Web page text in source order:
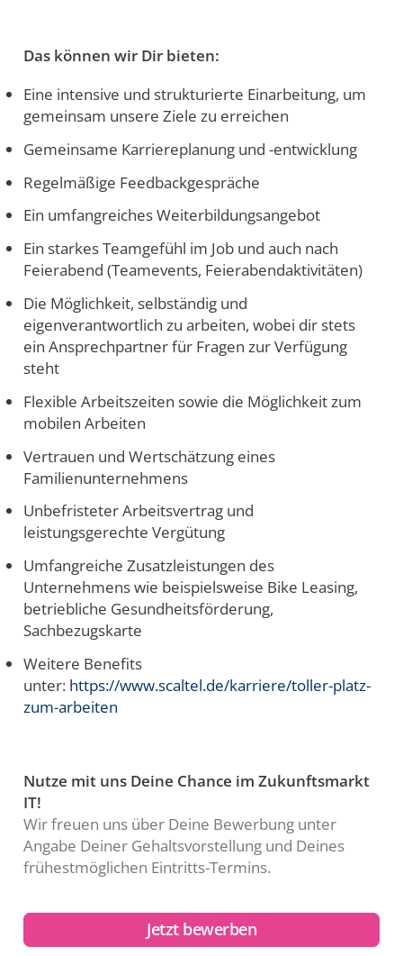
Das können wir Dir bieten:
Eine intensive und strukturierte Einarbeitung, um
gemeinsam unsere Ziele zu erreichen
Gemeinsame Karriereplanung und -entwicklung
Regelmäßige Feedbackgespräche
Ein umfangreiches Weiterbildungsangebot
Ein starkes Teamgefühl im Job und auch nach
Feierabend (Teamevents, Feierabendaktivitäten)
Die Möglichkeit, selbständig und
eigenverantwortlich zu arbeiten, wobei dir stets
ein Ansprechpartner für Fragen zur Verfügung
steht
Flexible Arbeitszeiten sowie die Möglichkeit zum
mobilen Arbeiten
Vertrauen und Wertschätzung eines
Familienunternehmens
Unbefristeter Arbeitsvertrag und
leistungsgerechte Vergütung
Umfangreiche Zusatzleistungen des
Unternehmens wie beispielsweise Bike Leasing,
betriebliche Gesundheitsförderung,
Sachbezugskarte
Weitere Benefits
unter: https://www.scaltel.de/karriere/toller-platz-
zum-arbeiten
Nutze mit uns Deine Chance im Zukunftsmarkt
IT!
Wir freuen uns über Deine Bewerbung unter
Angabe Deiner Gehaltsvorstellung und Deines
frühestmöglichen Eintritts-Termins.
Jetzt bewerben